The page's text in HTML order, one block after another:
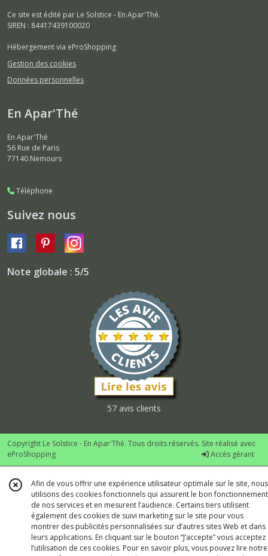
Ce site est édité par Le Solstice - En Apar'Thé.
SIREN : 84417439100020
Hébergement via eProShopping
Gestion des cookies
Données personnelles
En Apar'Thé
En Apar'Thé
56 Rue de Paris
77140 Nemours
Téléphone
Suivez nous
Note globale : 5/5
57 avis clients
Copyright Le Solstice - En Apar'Thé. Tous droits réservés. Site réalisé avec
eProShopping
Accès gérant
Afin de vous offrir une expérience utilisateur optimale sur le site, nous
utilisons des cookies fonctionnels qui assurent le bon fonctionnement
de nos services et en mesurent l’audience. Certains tiers utilisent
également des cookies de suivi marketing sur le site pour vous
montrer des publicités personnalisées sur d’autres sites Web et dans
leurs applications. En cliquant sur le bouton “J’accepte” vous acceptez
l’utilisation de ces cookies. Pour en savoir plus, vous pouvez lire notre